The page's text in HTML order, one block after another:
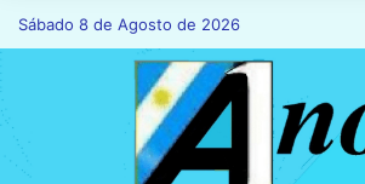
Sábado 8 de Agosto de 2026Hoy es Sábado